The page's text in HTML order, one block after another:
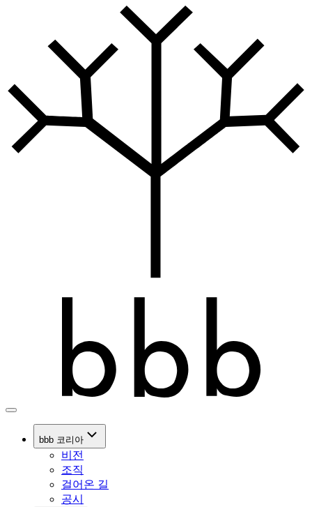
bbb 코리아
비전
조직
걸어온 길
공시